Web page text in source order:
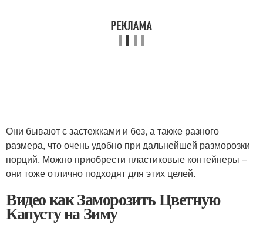
Они бывают с застежками и без, а также разного
размера, что очень удобно при дальнейшей разморозки
порций. Можно приобрести пластиковые контейнеры –
они тоже отлично подходят для этих целей.
Видео как Заморозить Цветную
Капусту на Зиму